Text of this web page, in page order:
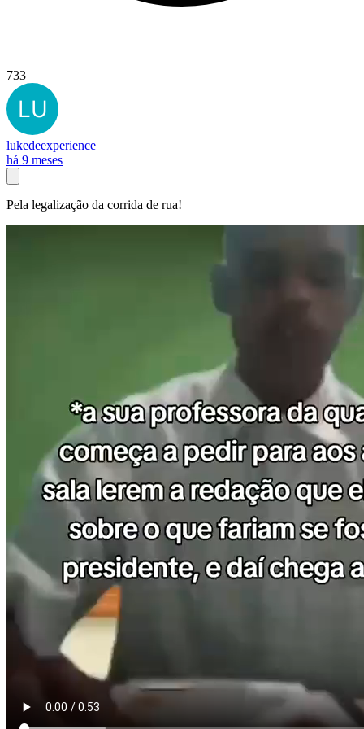
733
lukedeexperience
há 9 meses
Pela legalização da corrida de rua!